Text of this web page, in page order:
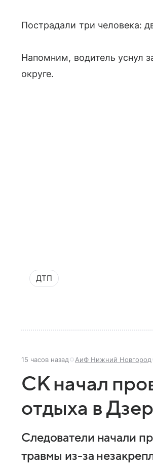
Пострадали три человека:
Напомним, водитель уснул
округе.
ДТП
15 часов назад АиФ Нижний Новгород
СК начал
отдыха в
Следователи начали
травмы из-за